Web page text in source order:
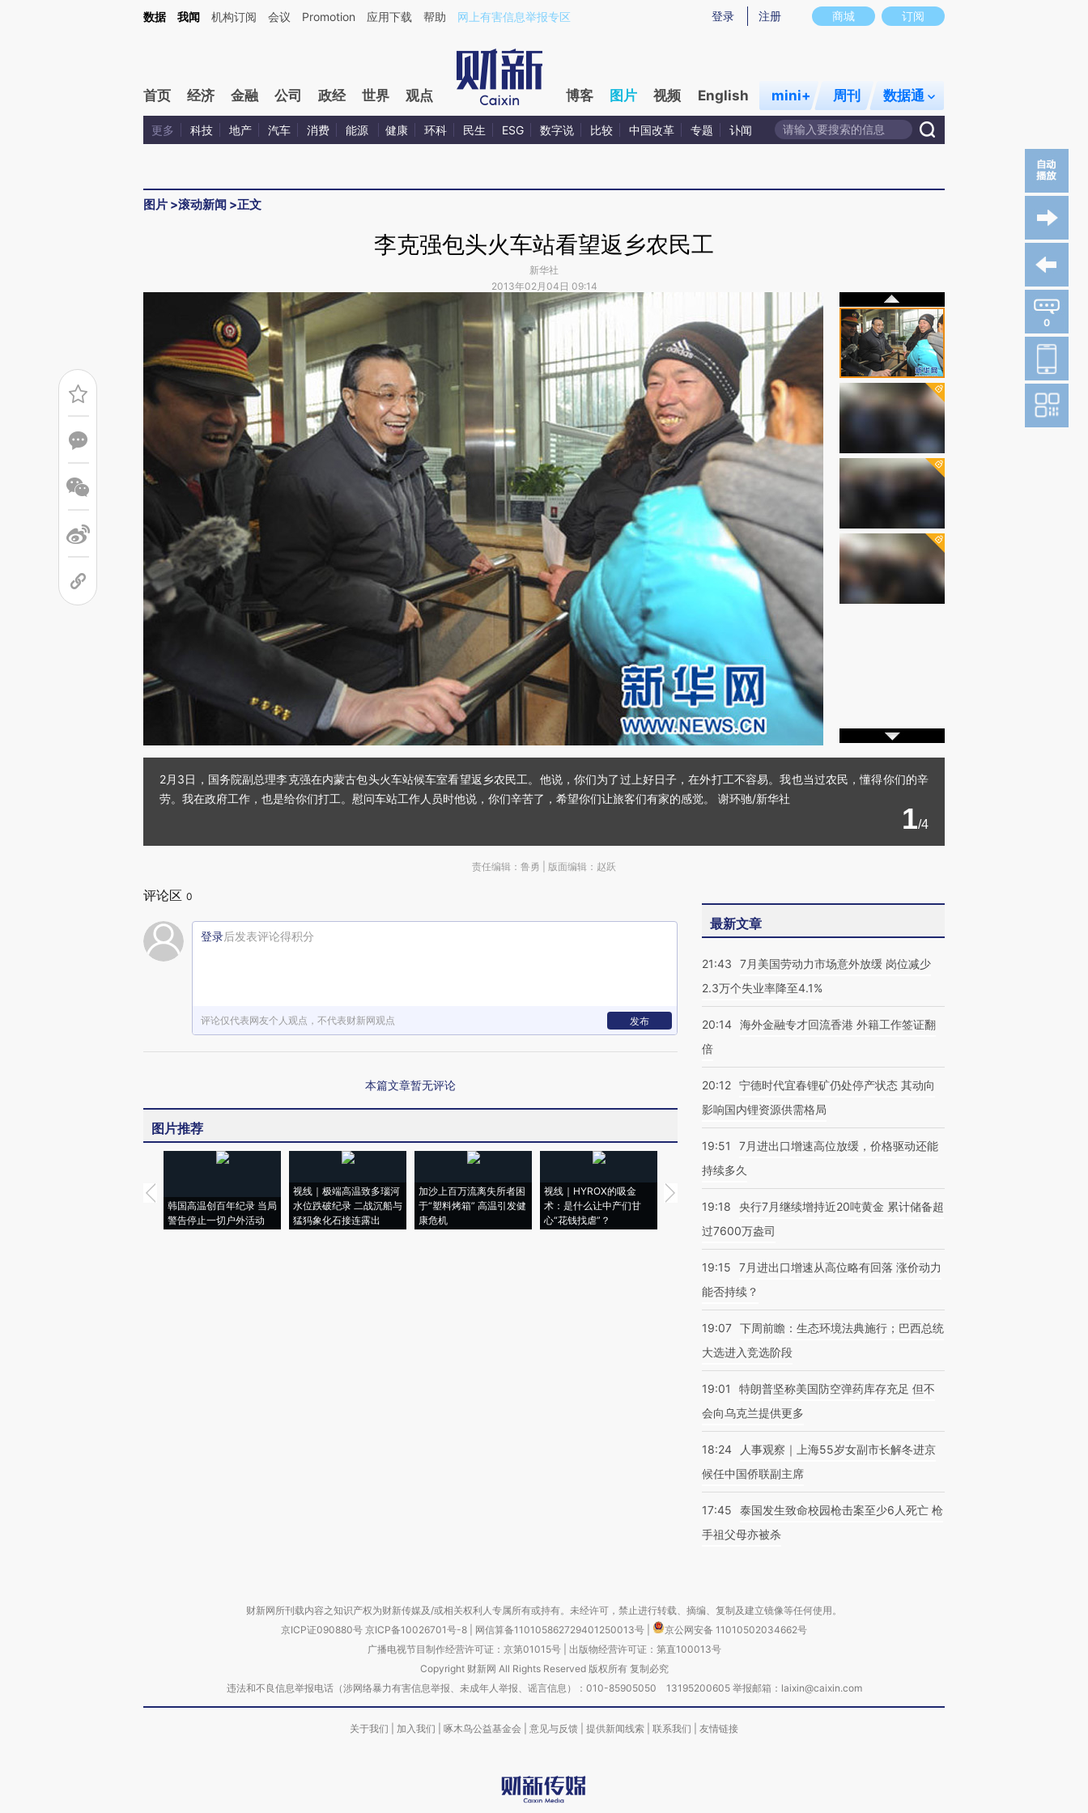
商城 订阅
登录 注册
数据 我闻 机构订阅 会议 Promotion 应用下载 帮助 网上有害信息举报专区
首页 经济 金融 公司 政经 世界 观点 博客 图片 视频 English mini+ 周刊 数据通
更多 科技 地产 汽车 消费 能源 健康 环科 民生 ESG 数字说 比较 中国改革 专题 讣闻
图片 >滚动新闻 >正文
李克强包头火车站看望返乡农民工
新华社
2013年02月04日 09:14
0
2月3日，国务院副总理李克强在内蒙古包头火车站候车室看望返乡农民工。他说，你们为了过上好日子，在外打工不容易。我也当过农民，懂得你们的辛
劳。我在政府工作，也是给你们打工。慰问车站工作人员时他说，你们辛苦了，希望你们让旅客们有家的感觉。 谢环驰/新华社
1/4
责任编辑：鲁勇 | 版面编辑：赵跃
评论区 0
登录后发表评论得积分
评论仅代表网友个人观点，不代表财新网观点 发布
本篇文章暂无评论
图片推荐
韩国高温创百年纪录 当局
警告停止一切户外活动
视线｜极端高温致多瑙河
水位跌破纪录 二战沉船与
猛犸象化石接连露出
加沙上百万流离失所者困
于“塑料烤箱” 高温引发健
康危机
视线｜HYROX的吸金
术：是什么让中产们甘
心“花钱找虐”？
马航飞行员跨国走私7万
粒摇头丸 尿检体内含3种
视线｜被称为“蟑螂”的印
度Z世代 用街头抗争将教
视线｜“入侵”还是“人道危
机”？难民潮撕裂西班牙
最新文章
21:43
7月美国劳动力市场意外放缓 岗位减少
2.3万个失业率降至4.1%
20:14 海外金融专才回流香港 外籍工作签证翻
倍
20:12 宁德时代宜春锂矿仍处停产状态 其动向
影响国内锂资源供需格局
19:51
7月进出口增速高位放缓，价格驱动还能
持续多久
19:18
央行7月继续增持近20吨黄金 累计储备超
过7600万盎司
19:15
7月进出口增速从高位略有回落 涨价动力
能否持续？
19:07 下周前瞻：生态环境法典施行；巴西总统
大选进入竞选阶段
19:01
特朗普坚称美国防空弹药库存充足 但不
会向乌克兰提供更多
18:24
人事观察｜上海55岁女副市长解冬进京
候任中国侨联副主席
17:45
泰国发生致命校园枪击案至少6人死亡 枪
手祖父母亦被杀
财新网所刊载内容之知识产权为财新传媒及/或相关权利人专属所有或持有。未经许可，禁止进行转载、摘编、复制及建立镜像等任何使用。
京ICP证090880号 京ICP备10026701号-8 网信算备110105862729401250013号
京公网安备 11010502034662号
广播电视节目制作经营许可证：京第01015号| 出版物经营许可证：第直100013号
Copyright 财新网 All Rights Reserved 版权所有 复制必究
违法和不良信息举报电话（涉网络暴力有害信息举报、未成年人举报、谣言信息）：010-85905050 13195200605 举报邮箱：laixin@caixin.com
关于我们 加入我们 啄木鸟公益基金会 意见与反馈 提供新闻线索 联系我们 友情链接